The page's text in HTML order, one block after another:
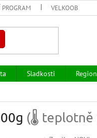
VELKOOBCHOD
Sladkosti
(🌡 teplotně